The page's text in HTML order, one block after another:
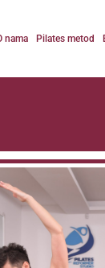
nama Pilates metod